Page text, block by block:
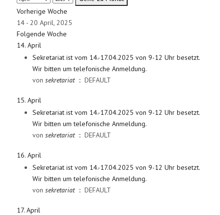
Vorherige Woche
14 - 20 April, 2025
Folgende Woche
14. April
Sekretariat ist vom 14.-17.04.2025 von 9-12 Uhr besetzt.
Wir bitten um telefonische Anmeldung.
von sekretariat:: DEFAULT
15. April
Sekretariat ist vom 14.-17.04.2025 von 9-12 Uhr besetzt.
Wir bitten um telefonische Anmeldung.
von sekretariat:: DEFAULT
16. April
Sekretariat ist vom 14.-17.04.2025 von 9-12 Uhr besetzt.
Wir bitten um telefonische Anmeldung.
von sekretariat:: DEFAULT
17. April